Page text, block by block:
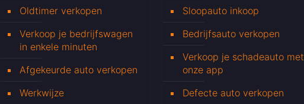
Oldtimer verkopen
Verkoop je bedrijfswagen
in enkele minuten
Afgekeurde auto verkopen
Werkwijze
Sloopauto inkoop
Bedrijfsauto verkopen
Verkoop je schadeauto met
onze app
Defecte auto verkopen